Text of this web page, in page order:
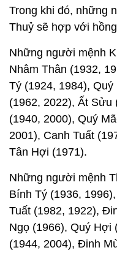
Trong khi đó, những
Thuỷ sẽ hợp với
Những người mệnh
Nhâm Thân (1932,
Tý (1924, 1984),
(1962, 2022), Ất Sửu
(1940, 2000), Quý
2001), Canh Tuất
Tân Hợi (1971).
Những người mệnh
Bính Tý (1936,
Tuất (1982, 1922),
Ngọ (1966), Quý Hợi
(1944, 2004), Đinh